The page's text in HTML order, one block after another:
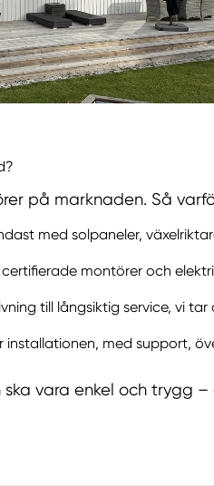
på marknaden. Så
med solpaneler,
montörer och
till långsiktig service, vi tar
installationen, med support,
ska vara enkel och trygg